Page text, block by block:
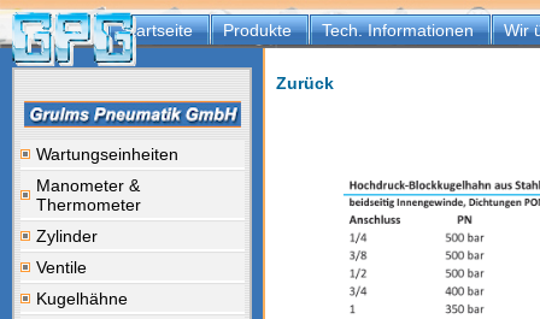
Startseite Produkte Tech. Informationen Wir
Wartungseinheiten
Manometer &
Thermometer
Zylinder
Ventile
Kugelhähne
Zurück